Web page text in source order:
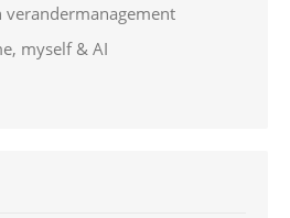
verandermanagement
myself & AI